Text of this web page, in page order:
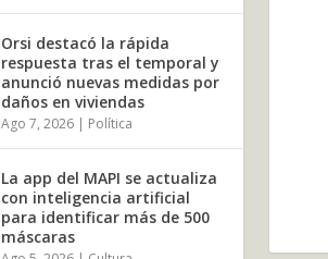
Orsi destacó la rápida
respuesta tras el temporal y
anunció nuevas medidas por
daños en viviendas
Ago 7, 2026 | Política
La app del MAPI se actualiza
con inteligencia artificial
para identificar más de 500
máscaras